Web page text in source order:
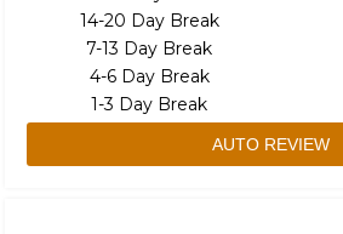
14-20 Day Break
7-13 Day Break
4-6 Day Break
1-3 Day Break
AUTO REVIEW